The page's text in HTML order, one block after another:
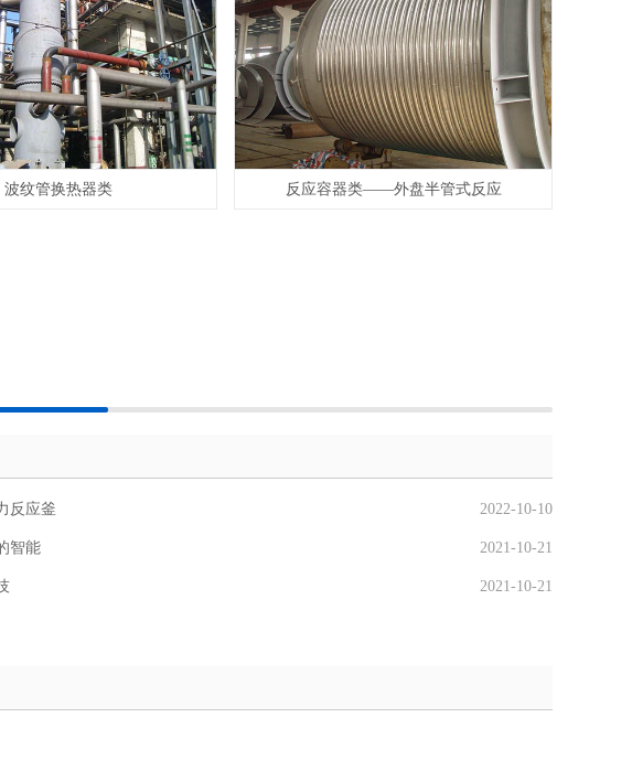
波纹管换热器类 反应容器类——外盘半管式反应
反应釜 2022-10-10
智能 2021-10-21
2021-10-21